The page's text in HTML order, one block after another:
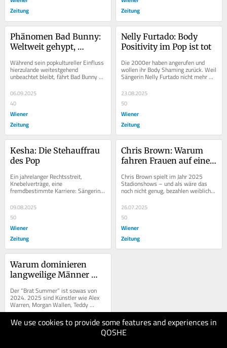
We use cookies to provide some features and experiences in
QOSHE
Zeitung
Zeitung
Phänomen Bad Bunny:
Weltweit gehypt,
Während sein popkultureller Einfluss
hierzulande weitestgehend
unbeachtet bleibt, fährt Bad Bunny
einen Rekord nach dem anderen ein.
Seine aktuelle...
06.09.2025
40
Wiener
Zeitung
Nelly Furtado: Body
Positivity im Pop ist tot
Die 2000er haben angerufen und
wollen ihr Body Shaming zurück. Weil
Sängerin Nelly Furtado nicht mehr
aussieht wie vor 20 Jahren und es
noch dazu...
23.08.2025
50
Wiener
Zeitung
Kesha: Die Stehauffrau
des Pop
Ein jahrelanger Rechtsstreit,
Knebelverträge, eine
fremdbestimmte Karriere: Sängerin
Kesha hat sich zehn Jahre lang zurück
in die Freiheit...
09.08.2025
50
Wiener
Zeitung
Chris Brown: Warum
fahren Frauen auf einen
Chris Brown spielt im Jahr 2025
Stadionshows – und als wäre das
noch nicht genug, bezahlen weibliche
Fans viel Geld für fragwürdige Fotos
mit dem...
26.07.2025
50
Wiener
Zeitung
Warum dominieren
langweilige Männer
Der “Brat Summer” ist sowas von
2024. 2025 sind Künstler wie Alex
Warren, Morgan Wallen, Teddy
Swims oder Benson Boone angesagt.
Was das...
12.07.2025